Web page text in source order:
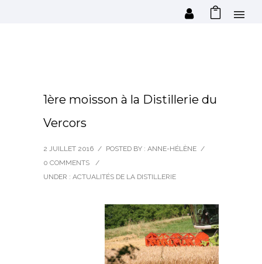
1ère moisson à la Distillerie du
Vercors
2 JUILLET 2016 / POSTED BY : ANNE-HÉLÈNE /
0 COMMENTS
/
UNDER : ACTUALITÉS DE LA DISTILLERIE